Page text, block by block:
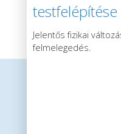
Jelentős fizikai
felmelegedés.